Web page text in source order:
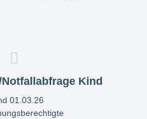
Kind
01.03.26